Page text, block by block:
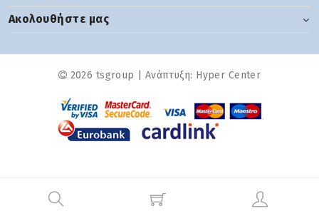
Ακολουθήστε μας
2026 tsgroup | Ανάπτυξη: Hyper Center